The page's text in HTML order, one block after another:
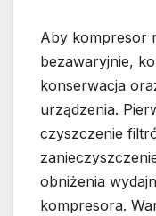
Aby kompresor
bezawaryjnie,
konserwacja
urządzenia.
czyszczenie
obniżenia
kompresora.